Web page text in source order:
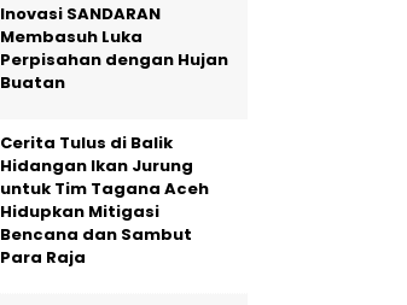
Inovasi SANDARAN
Membasuh Luka
Perpisahan dengan Hujan
Buatan
Cerita Tulus di Balik
Hidangan Ikan Jurung
untuk Tim Tagana Aceh
Hidupkan Mitigasi
Bencana dan Sambut
Para Raja